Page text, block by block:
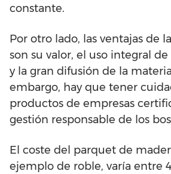
constante.
Por otro lado, las ventajas de
son su valor, el uso integral
y la gran difusión de la
embargo, hay que tener
productos de empresas
gestión responsable de los
El coste del parquet de
ejemplo de roble, varía entre